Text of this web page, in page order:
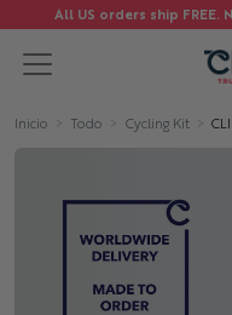
All US orders ship
Inicio Todo Cycling Kit